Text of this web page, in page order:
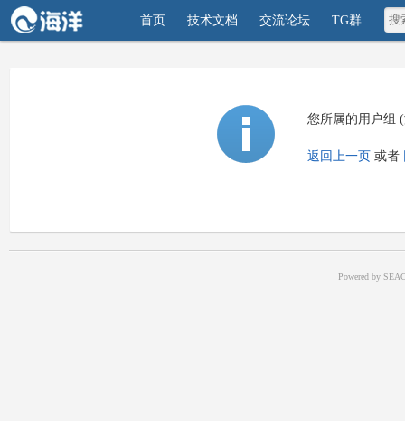
首页 技术文档 交流论坛 TG群
您所属的用户组
返回上一页 或者
Powered by